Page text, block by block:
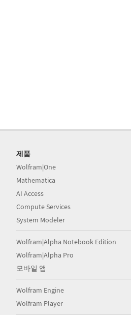
제품
Wolfram|One
Mathematica
AI Access
Compute Services
System Modeler
Wolfram|Alpha Notebook Edition
Wolfram|Alpha Pro
모바일 앱
Wolfram Engine
Wolfram Player